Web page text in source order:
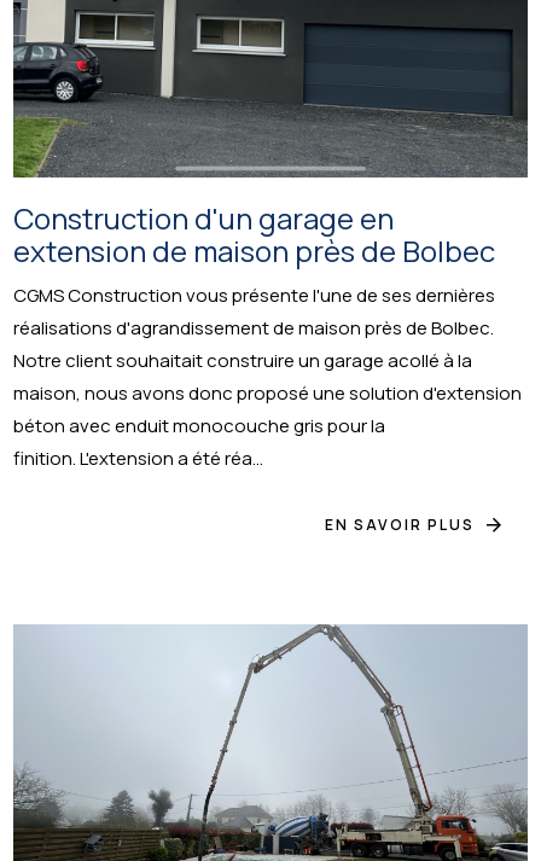
Construction d'un garage en
extension de maison près de Bolbec
CGMS Construction vous présente l'une de ses dernières
réalisations d'agrandissement de maison près de Bolbec.
Notre client souhaitait construire un garage acollé à la
maison, nous avons donc proposé une solution d'extension
béton avec enduit monocouche gris pour la
finition. L'extension a été réa...
EN SAVOIR PLUS